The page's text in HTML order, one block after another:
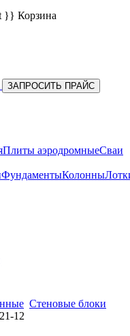
}} Корзина
ЗАПРОСИТЬ ПРАЙС
Плиты аэродромныеСваи
ФундаментыКолонны
Стеновые блоки
12